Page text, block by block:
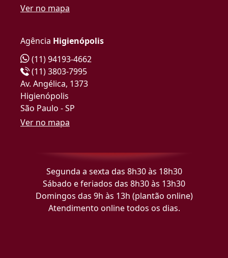
Ver no mapa
Agência Higienópolis
(11) 94193-4662
(11) 3803-7995
Av. Angélica, 1373
Higienópolis
São Paulo - SP
Ver no mapa
Segunda a sexta das 8h30 às 18h30
Sábado e feriados das 8h30 às 13h30
Domingos das 9h às 13h (plantão online)
Atendimento online todos os dias.